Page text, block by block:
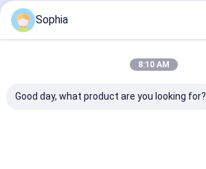
Empfohlene Produkte
Sophia
8:10 AM
Good day, what product are you looking for?